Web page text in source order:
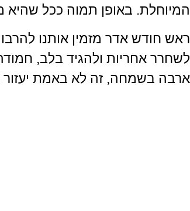
המיוחלת. באופן תמוה ככל שהיא
ראש חודש אדר מזמין אותנו
לשחרר אחריות ולהגיד בלב,
ארבה בשמחה, זה לא באמת יעזור